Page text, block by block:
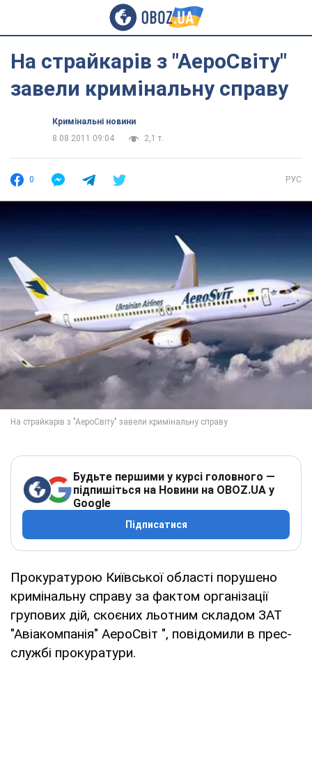
На страйкарів з "АероСвіту"
завели кримінальну справу
Кримінальні новини
8.08.2011 09:04
2,1 т.
0 РУС
Будьте першими у курсі головного —
підпишіться на Новини на OBOZ.UA у
Google
Підписатися
Прокуратурою Київської області порушено
кримінальну справу за фактом організації
групових дій, скоєних льотним складом ЗАТ
"Авіакомпанія" АероСвіт ", повідомили в прес-
службі прокуратури.